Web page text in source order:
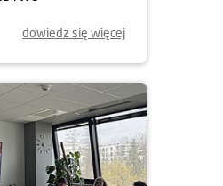
dowiedz się więcej